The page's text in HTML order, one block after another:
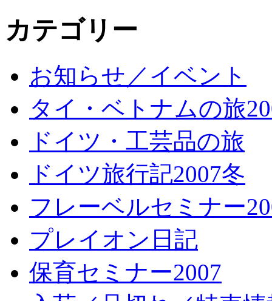
カテゴリー
お知らせ／イベント
タイ・ベトナムの旅
ドイツ・工芸品の旅
ドイツ旅行記2007冬
フレーベルセミナー
プレイオン日記
保育セミナー2007